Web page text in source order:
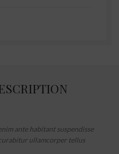
ante habitant suspendisse
ullamcorper tellus